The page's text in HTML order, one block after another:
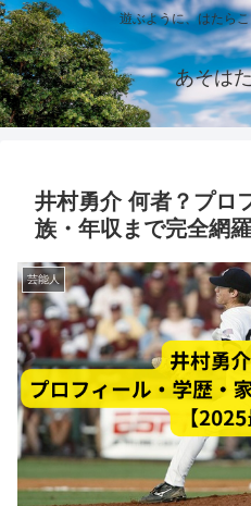
遊ぶように、はたら
あそは
井村勇介 何者？プロ
族・年収まで完全網
芸能人